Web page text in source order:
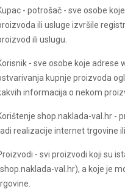
- potrošač - sve osobe
ili usluge izvršile
ili uslugu.
- sve osobe koje adrese
kupnje proizvoda
informacija o nekom
shop. naklada-val .hr -
realizacije internet trgovine
- svi proizvodi koji su
naklada-val .hr), a koje je